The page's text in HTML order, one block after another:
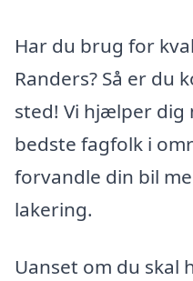
Har du brug for
Randers? Så er du
sted! Vi hjælper dig
bedste fagfolk i
forvandle din bil
lakering.
Uanset om du skal